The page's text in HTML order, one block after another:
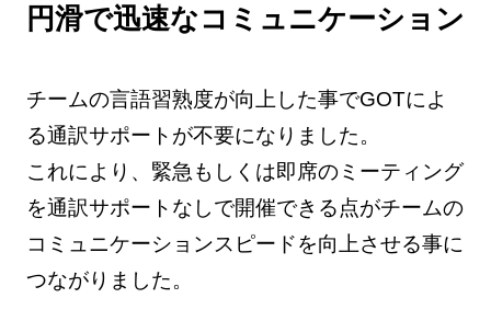
円滑で迅速なコミュニケーション
チームの言語習熟度が向上した事でGOTによ
る通訳サポートが不要になりました。
これにより、緊急もしくは即席のミーティング
を通訳サポートなしで開催できる点がチームの
コミュニケーションスピードを向上させる事に
つながりました。